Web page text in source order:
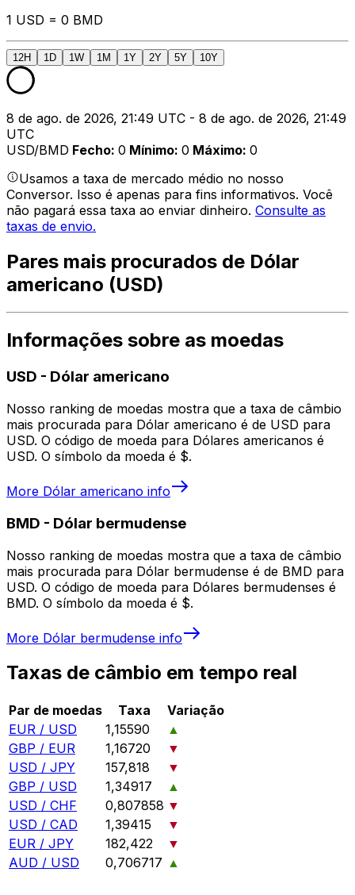
1 USD = 0 BMD
12H 1D 1W 1M 1Y 2Y 5Y 10Y
8 de ago. de 2026, 21:49 UTC - 8 de ago. de 2026, 21:49
UTC
USD/BMD Fecho: 0 Mínimo: 0 Máximo: 0
Usamos a taxa de mercado médio no nosso
Conversor. Isso é apenas para fins informativos. Você
não pagará essa taxa ao enviar dinheiro. Consulte as
taxas de envio.
Pares mais procurados de Dólar
americano (USD)
Informações sobre as moedas
USD - Dólar americano
Nosso ranking de moedas mostra que a taxa de câmbio
mais procurada para Dólar americano é de USD para
USD. O código de moeda para Dólares americanos é
USD. O símbolo da moeda é $.
More Dólar americano info
BMD - Dólar bermudense
Nosso ranking de moedas mostra que a taxa de câmbio
mais procurada para Dólar bermudense é de BMD para
USD. O código de moeda para Dólares bermudenses é
BMD. O símbolo da moeda é $.
More Dólar bermudense info
Taxas de câmbio em tempo real
Par de moedas Taxa
Variação
EUR / USD
1,15590
▲
GBP / EUR
1,16720
▼
USD / JPY
157,818
▼
GBP / USD
1,34917
▲
USD / CHF
0,807858 ▼
USD / CAD
1,39415
▼
EUR / JPY
182,422
▼
AUD / USD
0,706717 ▲